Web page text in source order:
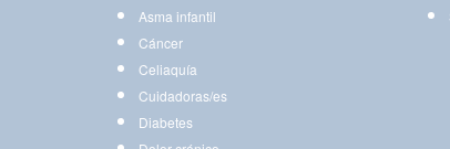
Asma infantil
Cáncer
Celiaquía
Cuidadoras/es
Diabetes